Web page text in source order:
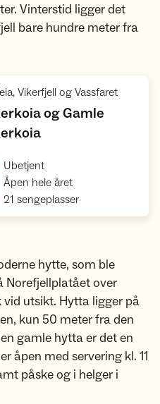
Vinterstid ligger det
bare hundre meter fra
Vikerfjell og Vassfaret,
og Gamle
,
Ubetjent,
Åpen hele året,
21 sengeplasser,
hytte, som ble
Norefjellplatået over
utsikt. Hytta ligger på
kun 50 meter fra den
gamle hytta er det en
åpen med servering kl. 11
påske og i helger i